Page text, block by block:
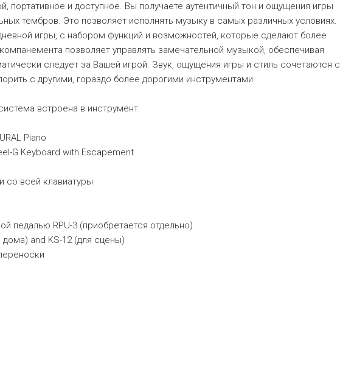
портативное и доступное. Вы получаете аутентичный тон и ощущения игры
тембров. Это позволяет исполнять музыку в самых различных условиях.
игры, с набором функций и возможностей, которые сделают более
позволяет управлять замечательной музыкой, обеспечивая
следует за Вашей игрой. Звук, ощущения игры и стиль сочетаются с
с другими, гораздо более дорогими инструментами.
встроена в инструмент.
Piano
G Keyboard with Escapement
со всей клавиатуры
педалью RPU-3 (приобретается отдельно)
and KS-12 (для сцены)